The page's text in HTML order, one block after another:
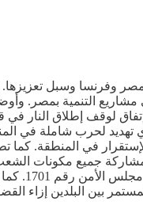
وفرنسا وسبل تعزيزها.
التنمية بمصر.
لوقف إطلاق النار في
تهديد لحرب شاملة في
في المنطقة. كما
مشاركة جميع مكونات
مستدام للأزمة. وفي
بين البلدين إزاء